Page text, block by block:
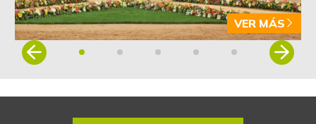
VER MÁS
Item
5